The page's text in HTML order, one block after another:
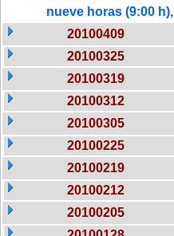
nueve horas (9:00 h),
20100409
20100325
20100319
20100312
20100305
20100225
20100219
20100212
20100205